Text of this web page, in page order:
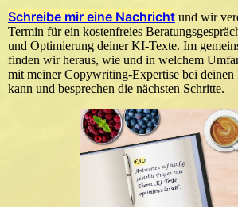
Schreibe mir eine Nachricht und wir
Termin für ein kostenfreies
und Optimierung deiner KI-Texte. Im
finden wir heraus, wie und in welchem
mit meiner Copywriting-Expertise bei
kann und besprechen die nächsten Schritte.